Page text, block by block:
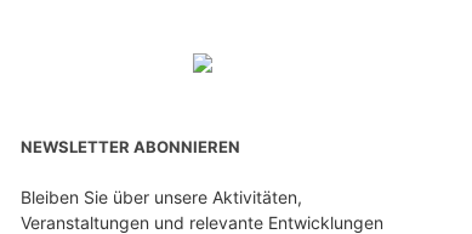
NEWSLETTER ABONNIEREN
Bleiben Sie über unsere Aktivitäten,
Veranstaltungen und relevante Entwicklungen